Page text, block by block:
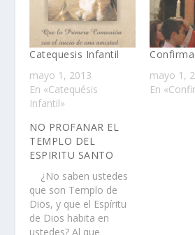
Catequesis Infantil
mayo 1, 2013
En «Catequésis
Infantil»
mayo 1,
En
NO PROFANAR EL
TEMPLO DEL
ESPIRITU SANTO
¿No saben ustedes
que son Templo de
Dios, y que el Espíritu
de Dios habita en
ustedes? Al que